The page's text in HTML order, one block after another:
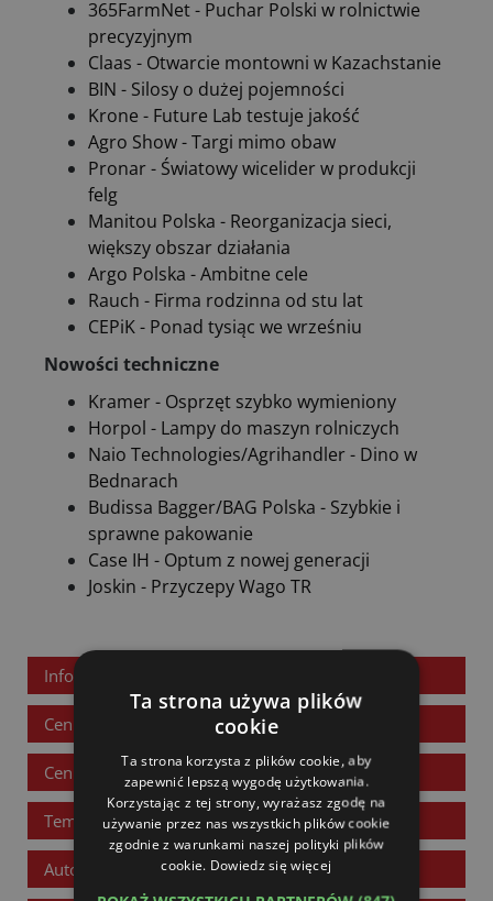
365FarmNet - Puchar Polski w rolnictwie
precyzyjnym
Claas - Otwarcie montowni w Kazachstanie
BIN - Silosy o dużej pojemności
Krone - Future Lab testuje jakość
Agro Show - Targi mimo obaw
Pronar - Światowy wicelider w produkcji
felg
Manitou Polska - Reorganizacja sieci,
większy obszar działania
Argo Polska - Ambitne cele
Rauch - Firma rodzinna od stu lat
CEPiK - Ponad tysiąc we wrześniu
Nowości techniczne
Kramer - Osprzęt szybko wymieniony
Horpol - Lampy do maszyn rolniczych
Naio Technologies/Agrihandler - Dino w
Bednarach
Budissa Bagger/BAG Polska - Szybkie i
sprawne pakowanie
Case IH - Optum z nowej generacji
Joskin - Przyczepy Wago TR
Informacje o czasopiśmie
Cennik reklam i ogłoszeń
Cennik reklam internetowych
Tematy wydań
Autorzy
Ta strona używa plików
cookie
Ta strona korzysta z plików cookie, aby
zapewnić lepszą wygodę użytkowania.
Korzystając z tej strony, wyrażasz zgodę na
używanie przez nas wszystkich plików cookie
zgodnie z warunkami naszej polityki plików
cookie. Dowiedz się więcej